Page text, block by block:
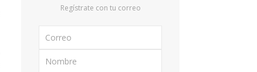
Regístrate con tu correo